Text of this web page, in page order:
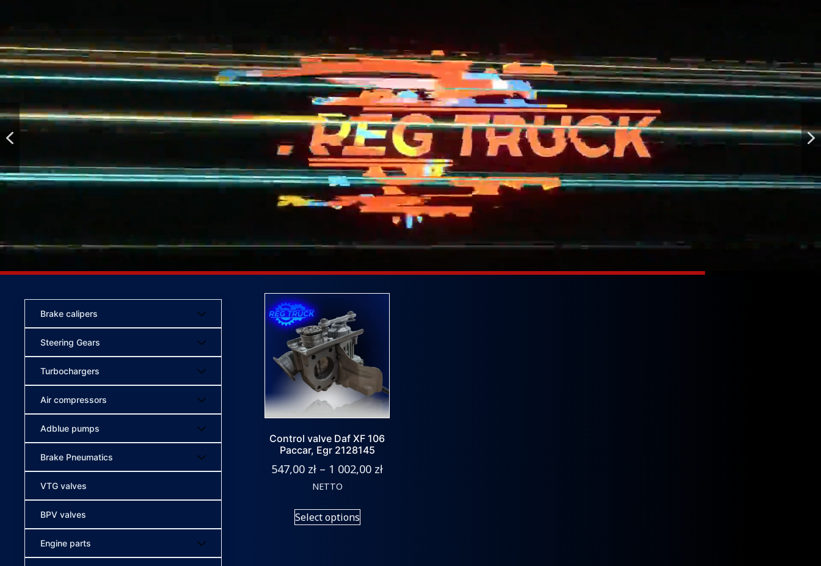
Brake calipers
Steering Gears
Turbochargers
Air compressors
Adblue pumps
Brake Pneumatics
VTG valves
BPV valves
Engine parts
Control valve Daf XF 106
Paccar, Egr 2128145
547,00 zł – 1 002,00 zł
NETTO
Select options